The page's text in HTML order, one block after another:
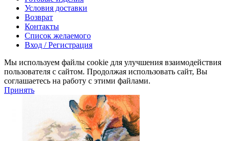
Условия доставки
Возврат
Контакты
Список желаемого
Вход / Регистрация
Мы используем файлы cookie для улучшения взаимодействия
пользователя с сайтом. Продолжая использовать сайт, Вы
соглашаетесь на работу с этими файлами.
Принять